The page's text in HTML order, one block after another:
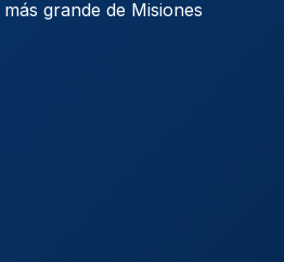
grande de Misiones